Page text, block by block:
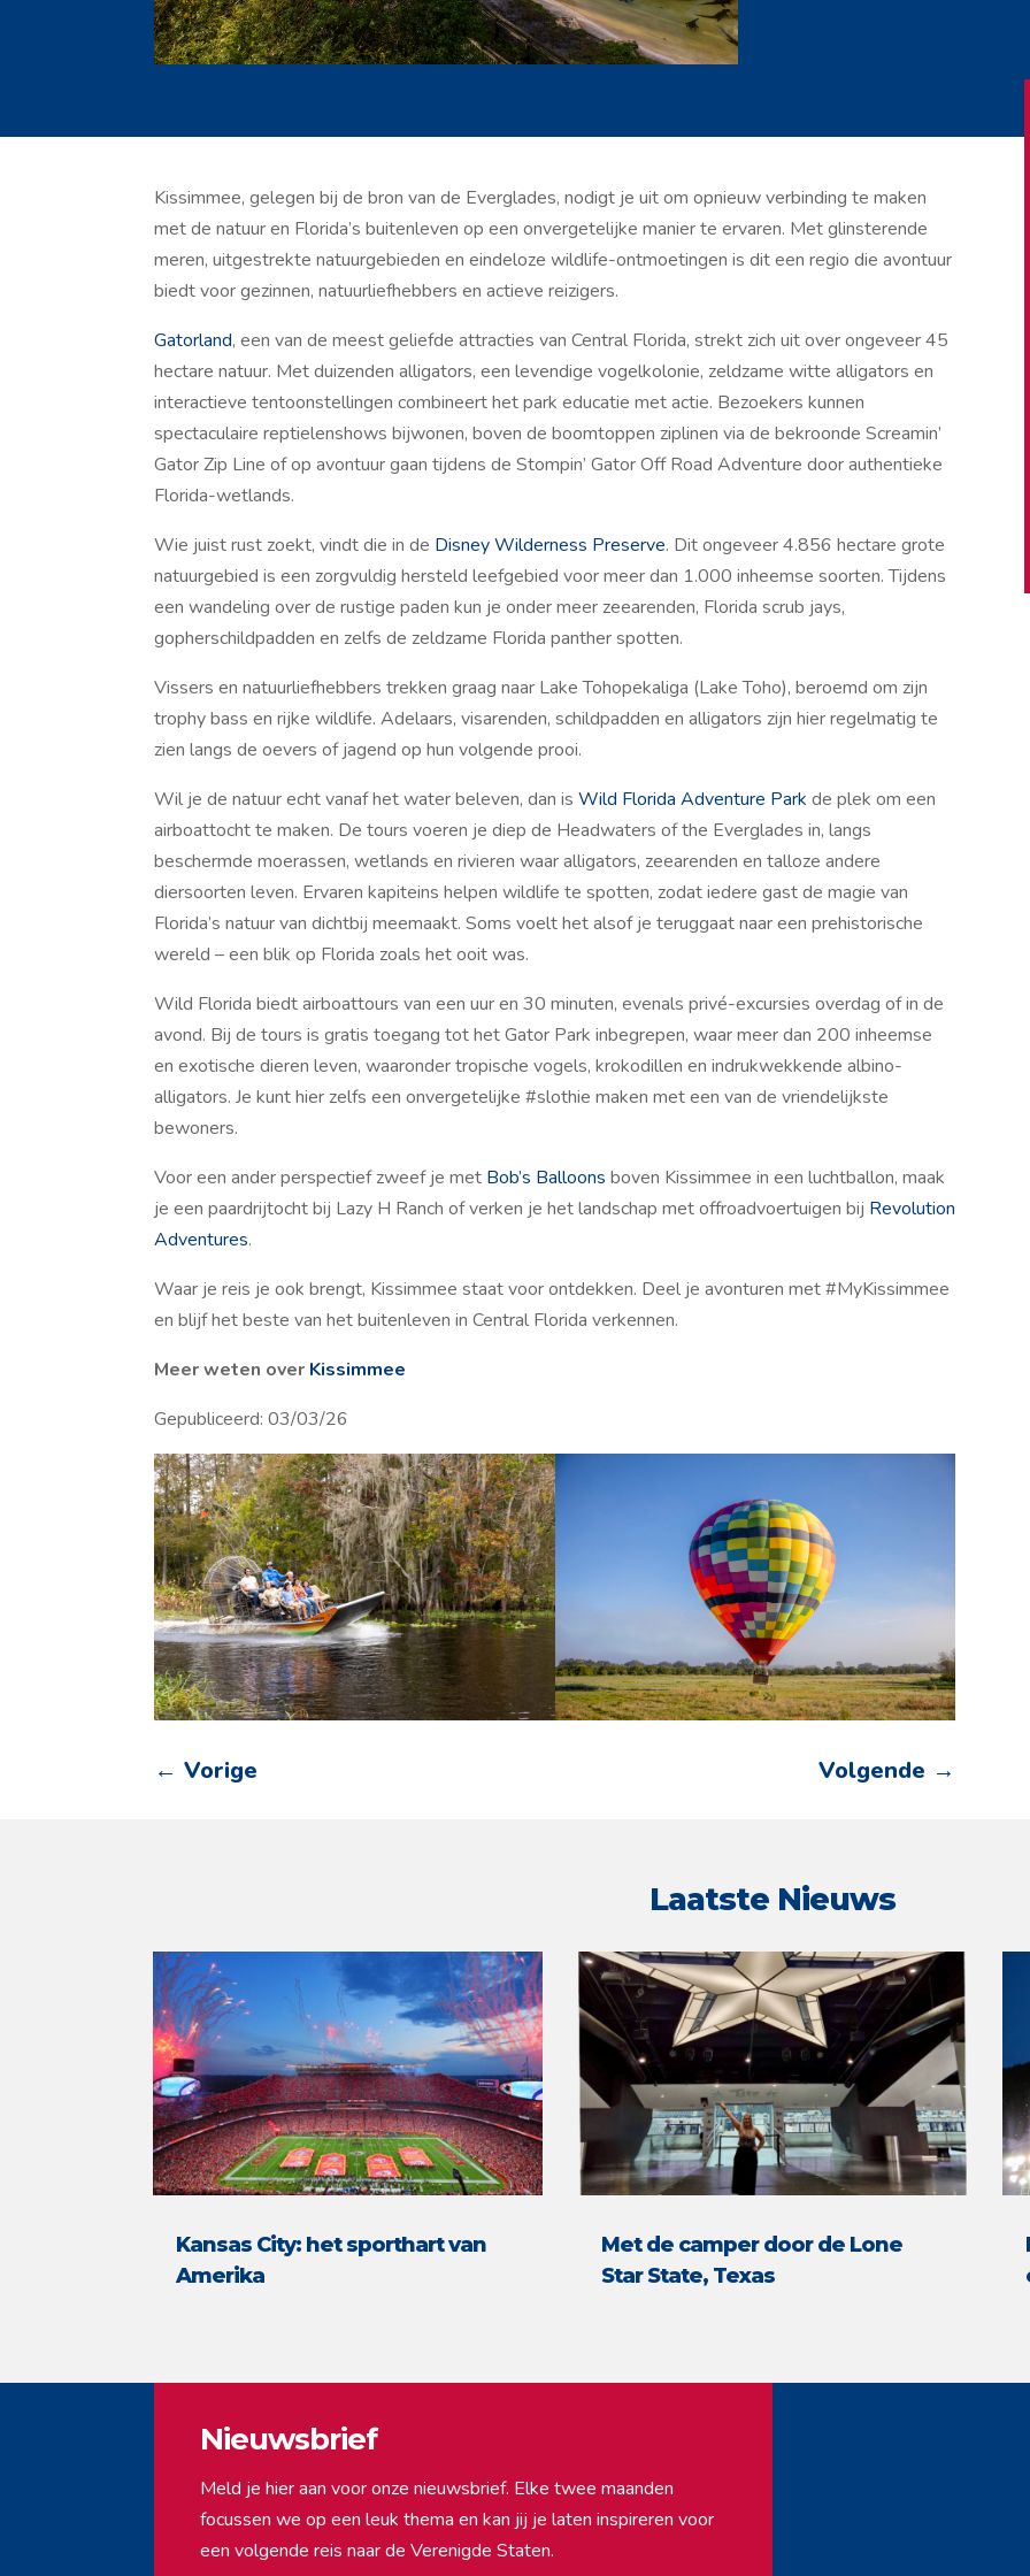
Kissimmee, gelegen bij de bron van de Everglades, nodigt je uit om opnieuw verbinding te maken
met de natuur en Florida’s buitenleven op een onvergetelijke manier te ervaren. Met glinsterende
meren, uitgestrekte natuurgebieden en eindeloze wildlife-ontmoetingen is dit een regio die avontuur
biedt voor gezinnen, natuurliefhebbers en actieve reizigers.
Gatorland, een van de meest geliefde attracties van Central Florida, strekt zich uit over ongeveer 45
hectare natuur. Met duizenden alligators, een levendige vogelkolonie, zeldzame witte alligators en
interactieve tentoonstellingen combineert het park educatie met actie. Bezoekers kunnen
spectaculaire reptielenshows bijwonen, boven de boomtoppen ziplinen via de bekroonde Screamin’
Gator Zip Line of op avontuur gaan tijdens de Stompin’ Gator Off Road Adventure door authentieke
Florida-wetlands.
Wie juist rust zoekt, vindt die in de Disney Wilderness Preserve. Dit ongeveer 4.856 hectare grote
natuurgebied is een zorgvuldig hersteld leefgebied voor meer dan 1.000 inheemse soorten. Tijdens
een wandeling over de rustige paden kun je onder meer zeearenden, Florida scrub jays,
gopherschildpadden en zelfs de zeldzame Florida panther spotten.
Vissers en natuurliefhebbers trekken graag naar Lake Tohopekaliga (Lake Toho), beroemd om zijn
trophy bass en rijke wildlife. Adelaars, visarenden, schildpadden en alligators zijn hier regelmatig te
zien langs de oevers of jagend op hun volgende prooi.
Wil je de natuur echt vanaf het water beleven, dan isWild Florida Adventure Park de plek om een
airboattocht te maken. De tours voeren je diep de Headwaters of the Everglades in, langs
beschermde moerassen, wetlands en rivieren waar alligators, zeearenden en talloze andere
diersoorten leven. Ervaren kapiteins helpen wildlife te spotten, zodat iedere gast de magie van
Florida’s natuur van dichtbij meemaakt. Soms voelt het alsof je teruggaat naar een prehistorische
wereld – een blik op Florida zoals het ooit was.
Wild Florida biedt airboattours van een uur en 30 minuten, evenals privé-excursies overdag of in de
avond. Bij de tours is gratis toegang tot het Gator Park inbegrepen, waar meer dan 200 inheemse
en exotische dieren leven, waaronder tropische vogels, krokodillen en indrukwekkende albino-
alligators. Je kunt hier zelfs een onvergetelijke #slothie maken met een van de vriendelijkste
bewoners.
Voor een ander perspectief zweef je met Bob’s Balloons boven Kissimmee in een luchtballon, maak
je een paardrijtocht bij Lazy H Ranch of verken je het landschap met offroadvoertuigen bij Revolution
Adventures.
Waar je reis je ook brengt, Kissimmee staat voor ontdekken. Deel je avonturen met #MyKissimmee
en blijf het beste van het buitenleven in Central Florida verkennen.
Meer weten over Kissimmee
Gepubliceerd: 03/03/26
←Vorige Volgende →
Laatste Nieuws
Kansas City: het sporthart van
Amerika
Met de camper door de Lone
Star State, Texas
Nieuwsbrief
Meld je hier aan voor onze nieuwsbrief. Elke twee maanden
focussen we op een leuk thema en kan jij je laten inspireren voor
een volgende reis naar de Verenigde Staten.